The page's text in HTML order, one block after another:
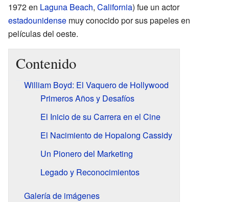
1972 en Laguna Beach, California) fue un actor
estadounidense muy conocido por sus papeles en
películas del oeste.
Contenido
William Boyd: El Vaquero de Hollywood
Primeros Años y Desafíos
El Inicio de su Carrera en el Cine
El Nacimiento de Hopalong Cassidy
Un Pionero del Marketing
Legado y Reconocimientos
Galería de imágenes